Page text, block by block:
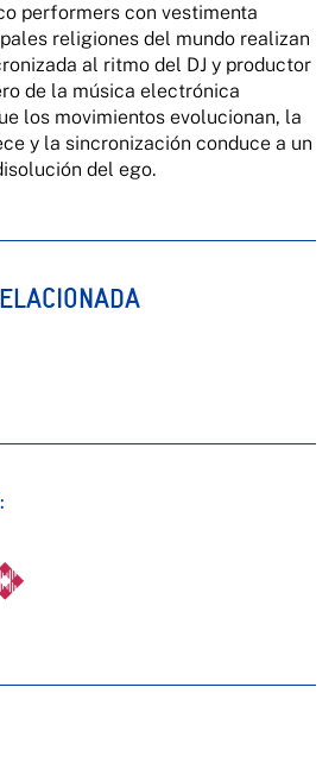
performers con vestimenta
religiones del mundo realizan
al ritmo del DJ y productor
de la música electrónica
los movimientos evolucionan, la
y la sincronización conduce a un
del ego.